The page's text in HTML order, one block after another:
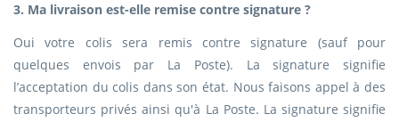
3. Ma livraison est-elle remise contre signature ?
Oui votre colis sera remis contre signature (sauf pour
quelques envois par La Poste). La signature signifie
l’acceptation du colis dans son état. Nous faisons appel à des
transporteurs privés ainsi qu'à La Poste. La signature signifie